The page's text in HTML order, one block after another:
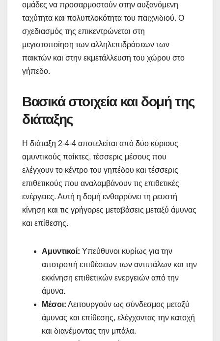
ομάδες να προσαρμοστούν στην αυξανόμενη
ταχύτητα και πολυπλοκότητα του παιχνιδιού. Ο
σχεδιασμός της επικεντρώνεται στη
μεγιστοποίηση των αλληλεπιδράσεων των
παικτών και στην εκμετάλλευση του χώρου στο
γήπεδο.
Βασικά στοιχεία και δομή της
διάταξης
Η διάταξη 2-4-4 αποτελείται από δύο κύριους
αμυντικούς παίκτες, τέσσερις μέσους που
ελέγχουν το κέντρο του γηπέδου και τέσσερις
επιθετικούς που αναλαμβάνουν τις επιθετικές
ενέργειες. Αυτή η δομή ενθαρρύνει τη ρευστή
κίνηση και τις γρήγορες μεταβάσεις μεταξύ άμυνας
και επίθεσης.
Αμυντικοί: Υπεύθυνοι κυρίως για την
αποτροπή επιθέσεων των αντιπάλων και την
εκκίνηση επιθετικών ενεργειών από την
άμυνα.
Μέσοι: Λειτουργούν ως σύνδεσμος μεταξύ
άμυνας και επίθεσης, ελέγχοντας την κατοχή
και διανέμοντας την μπάλα.